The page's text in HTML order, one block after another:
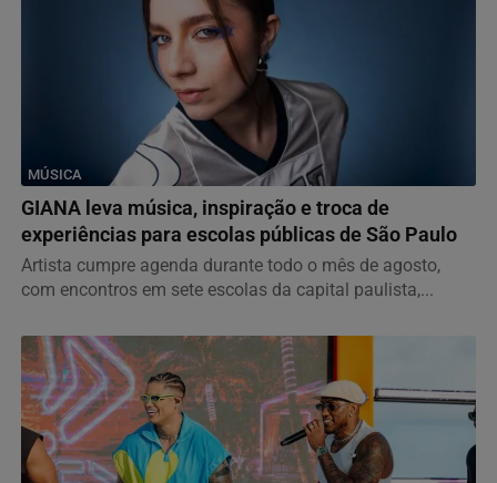
MÚSICA
GIANA leva música, inspiração e troca de
experiências para escolas públicas de São Paulo
Artista cumpre agenda durante todo o mês de agosto,
com encontros em sete escolas da capital paulista,...